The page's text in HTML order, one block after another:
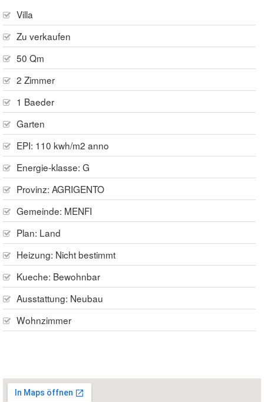
Villa
Zu verkaufen
50 Qm
2 Zimmer
1 Baeder
Garten
EPI: 110 kwh/m2 anno
Energie-klasse: G
Provinz: AGRIGENTO
Gemeinde: MENFI
Plan: Land
Heizung: Nicht bestimmt
Kueche: Bewohnbar
Ausstattung: Neubau
Wohnzimmer